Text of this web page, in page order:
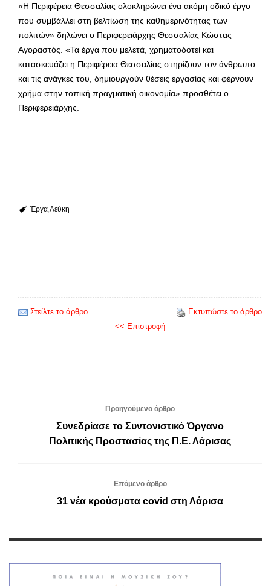
«Η Περιφέρεια Θεσσαλίας ολοκληρώνει ένα ακόμη οδικό έργο
που συμβάλλει στη βελτίωση της καθημερινότητας των
πολιτών» δηλώνει ο Περιφερειάρχης Θεσσαλίας Κώστας
Αγοραστός. «Τα έργα που μελετά, χρηματοδοτεί και
κατασκευάζει η Περιφέρεια Θεσσαλίας στηρίζουν τον άνθρωπο
και τις ανάγκες του, δημιουργούν θέσεις εργασίας και φέρνουν
χρήμα στην τοπική πραγματική οικονομία» προσθέτει ο
Περιφερειάρχης.
Έργα Λεύκη
Στείλτε το άρθρο
Εκτυπώστε το άρθρο
<< Επιστροφή
Προηγούμενο άρθρο
Συνεδρίασε το Συντονιστικό Όργανο
Πολιτικής Προστασίας της Π.Ε. Λάρισας
Επόμενο άρθρο
31 νέα κρούσματα covid στη Λάρισα